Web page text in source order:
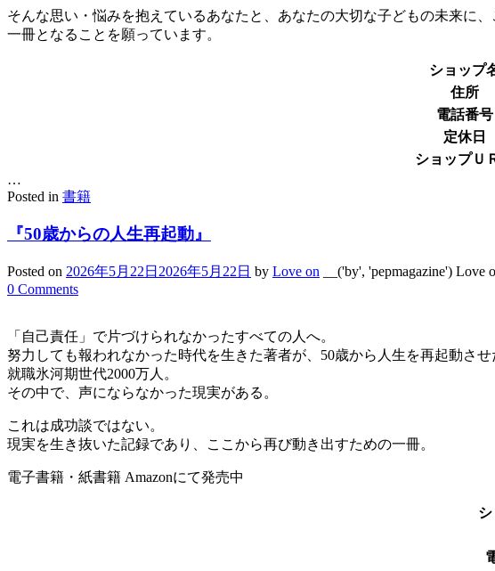
そんな思い・悩みを抱えているあなたと、あなたの大切な子どもの未来に
一冊となることを願っています。
ショップ
住所
電話番号
定休日
ショップＵ
…
Posted in 書籍
『50歳からの人生再起動』
Posted on 2026年5月22日 2026年5月22日 by Love on __('by', 'pepmagazine') Love
0 Comments
「自己責任」で片づけられなかったすべての人へ。
努力しても報われなかった時代を生きた著者が、50歳から人生を再起動させ
就職氷河期世代2000万人。
その中で、声にならなかった現実がある。
これは成功談ではない。
現実を生き抜いた記録であり、ここから再び動き出すための一冊。
電子書籍・紙書籍 Amazonにて発売中